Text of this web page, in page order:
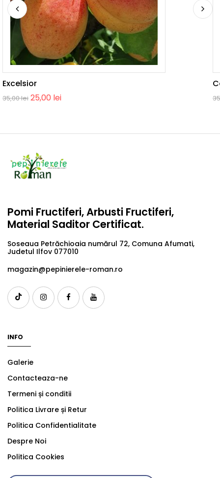
Excelsior
35,00lei 25,00 lei
Pomi Fructiferi, Arbusti Fructiferi,
Material Saditor Certificat.
Soseaua Petrăchioaia numărul 72, Comuna Afumati,
Judetul Ilfov 077010
magazin@pepinierele-roman.ro
INFO
Galerie
Contacteaza-ne
Termeni și conditii
Politica Livrare și Retur
Politica Confidentialitate
Despre Noi
Politica Cookies